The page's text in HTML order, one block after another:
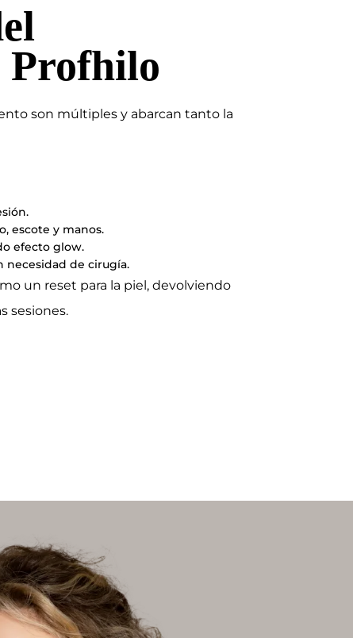
son múltiples y abarcan tanto la
escote y manos.
efecto glow.
necesidad de cirugía.
un reset para la piel, devolviendo
sesiones.